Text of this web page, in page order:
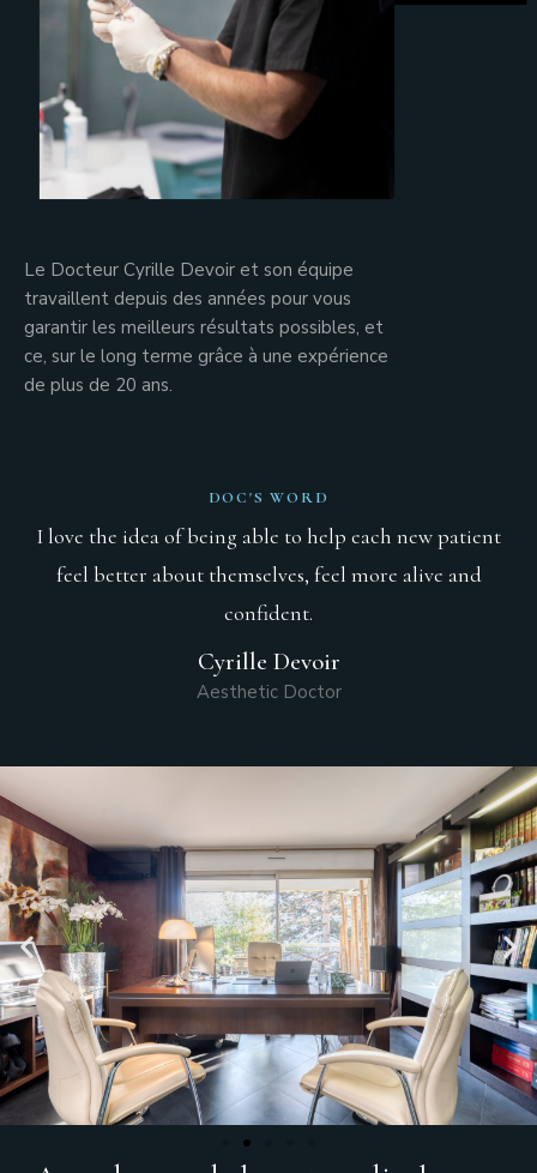
Le Docteur Cyrille Devoir et son équipe
travaillent depuis des années pour vous
garantir les meilleurs résultats possibles, et
ce, sur le long terme grâce à une expérience
de plus de 20 ans.
DOC'S WORD
I love the idea of being able to help each new patient
feel better about themselves, feel more alive and
confident.
Cyrille Devoir
Aesthetic Doctor